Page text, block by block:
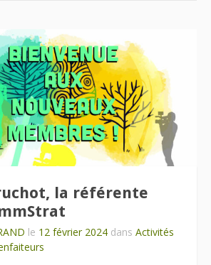
la référente
le 12 février 2024 dans Activités